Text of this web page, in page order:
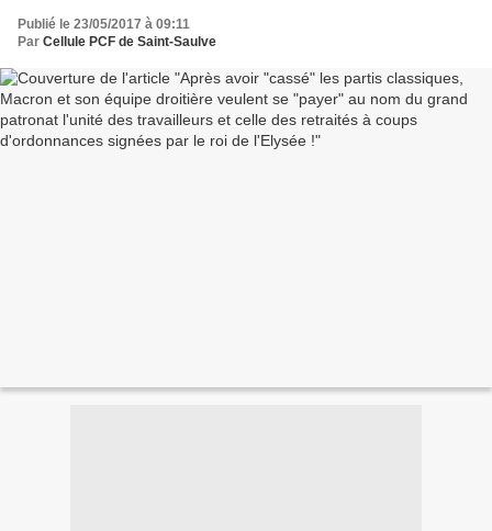
travailleurs et celle des retraités à coups
d'ordonnances signées par le roi de l'Elysée !
Publié le 23/05/2017 à 09:11
Par Cellule PCF de Saint-Saulve